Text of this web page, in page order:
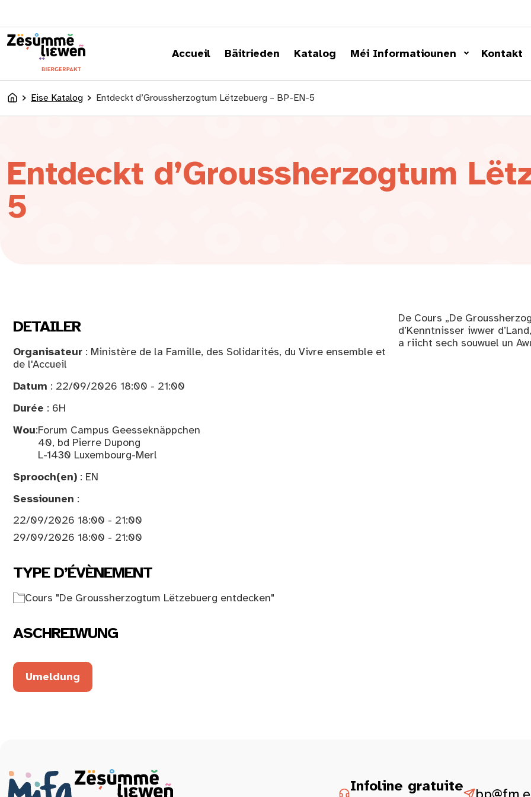
Accueil Bäitrieden Katalog Méi Informatiounen Kontakt
AccueilEise Katalog Entdeckt d’Groussherzogtum Lëtzebuerg – BP-EN-5
Entdeckt d’Groussherzogtum
5
DETAILER
Organisateur : Ministère de la Famille, des Solidarités, du Vivre ensemble et
de l'Accueil
Datum : 22/09/2026 18:00 - 21:00
Durée : 6H
Wou:Forum Campus Geesseknäppchen
40, bd Pierre Dupong
L-1430 Luxembourg-Merl
Sprooch(en) : EN
Sessiounen :
22/09/2026 18:00 - 21:00
29/09/2026 18:00 - 21:00
TYPE D’ÉVÈNEMENT
Cours "De Groussherzogtum Lëtzebuerg entdecken"
ASCHREIWUNG
Umeldung
De Cours „De
d’Kenntnisser iwwer
a riicht sech souwuel un
Infoline gratuite